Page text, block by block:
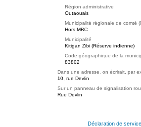
Région administrative
Outaouais
Municipalité régionale de comté
Hors MRC
Municipalité
Kitigan Zibi (Réserve indienne)
Code géographique de la
83802
Dans une adresse, on écrirait, par
10, rue Devlin
Sur un panneau de signalisation
Rue Devlin
Déclaration de